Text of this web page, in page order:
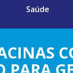
Saúde